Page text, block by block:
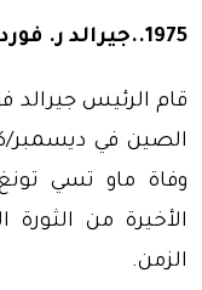
1975..جيرالد ر. فورد
قام الرئيس جيرالد
وفاة ماو تسي
الأخيرة من
الزمن.